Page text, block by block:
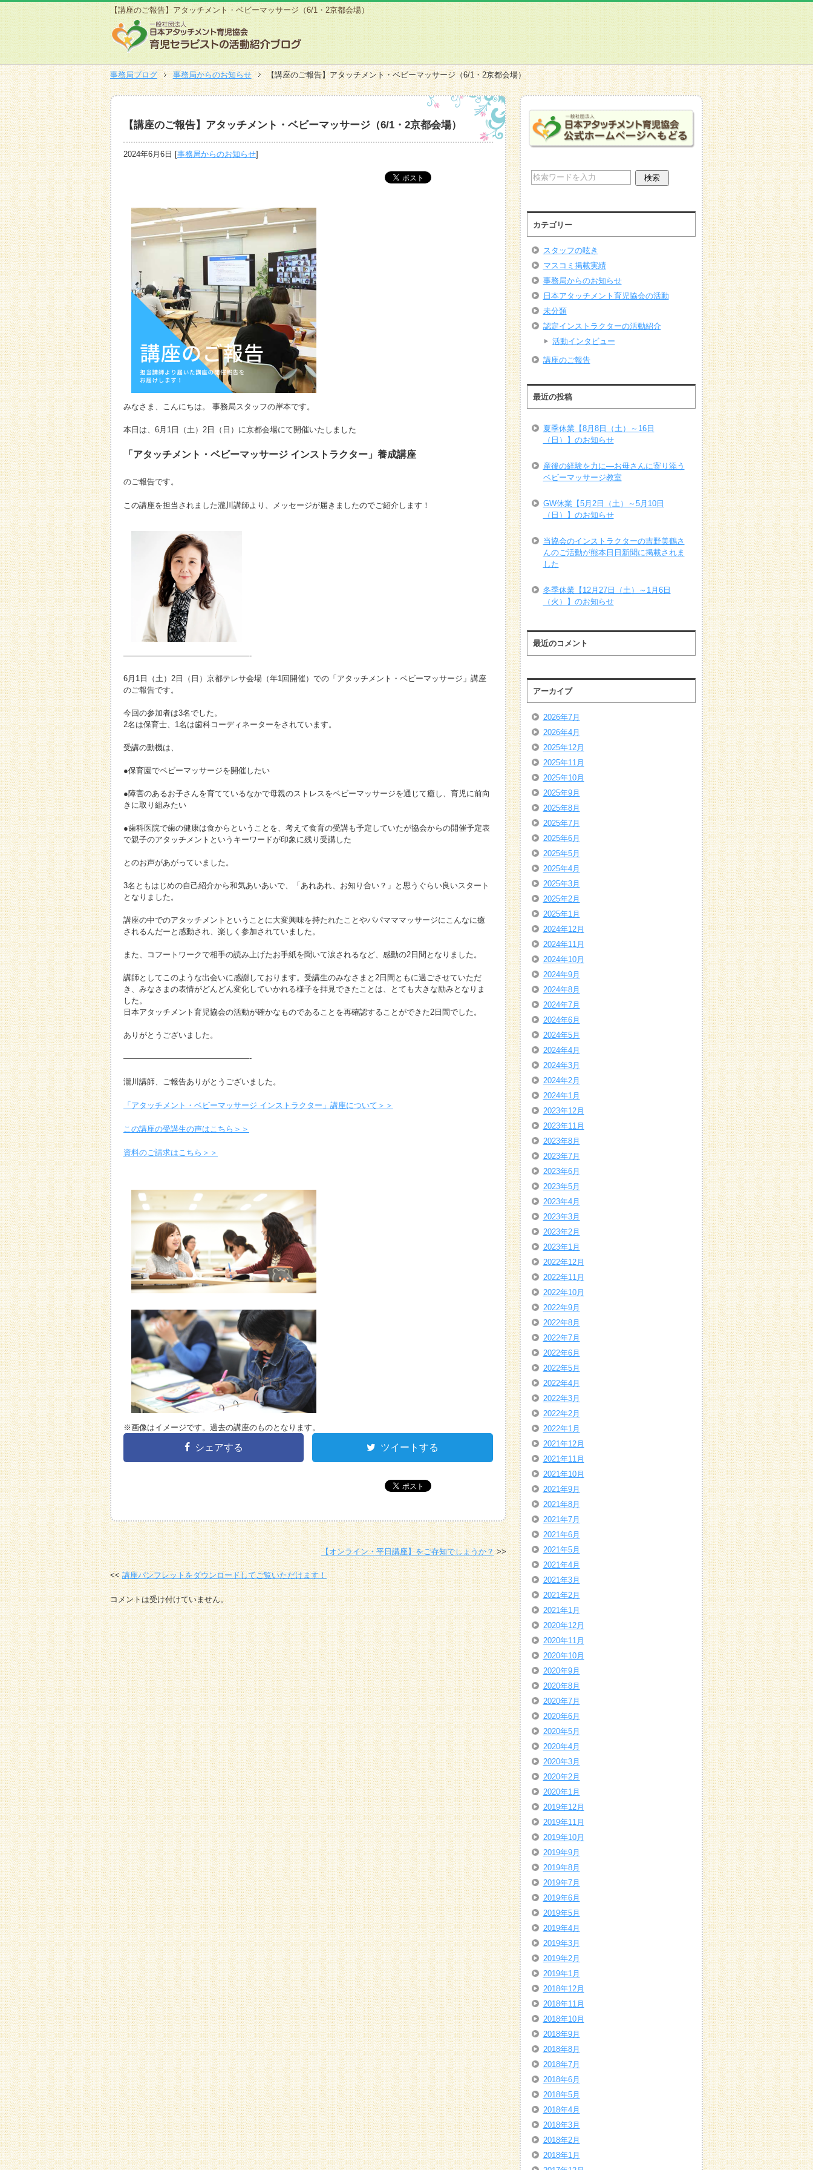
【講座のご報告】アタッチメント・ベビーマッサージ（6/1・2京都会場）
事務局ブログ 事務局からのお知らせ 【講座のご報告】アタッチメント・ベビーマッサージ（6/1・2京都会場）
【講座のご報告】アタッチメント・ベビーマッサージ（6/1・2京都会場）
2024年6月6日 [事務局からのお知らせ]
みなさま、こんにちは。 事務局スタッフの岸本です。
本日は、6月1日（土）2日（日）に京都会場にて開催いたしました
「アタッチメント・ベビーマッサージ インストラクター」養成講座
のご報告です。
この講座を担当されました瀧川講師より、メッセージが届きましたのでご紹介します！
————————————————-
6月1日（土）2日（日）京都テレサ会場（年1回開催）での「アタッチメント・ベビーマッサージ」講座
のご報告です。
今回の参加者は3名でした。
2名は保育士、1名は歯科コーディネーターをされています。
受講の動機は、
●保育園でベビーマッサージを開催したい
●障害のあるお子さんを育てているなかで母親のストレスをベビーマッサージを通じて癒し、育児に前向
きに取り組みたい
●歯科医院で歯の健康は食からということを、考えて食育の受講も予定していたが協会からの開催予定表
で親子のアタッチメントというキーワードが印象に残り受講した
とのお声があがっていました。
3名ともはじめの自己紹介から和気あいあいで、「あれあれ、お知り合い？」と思うぐらい良いスタート
となりました。
講座の中でのアタッチメントということに大変興味を持たれたことやパパマママッサージにこんなに癒
されるんだーと感動され、楽しく参加されていました。
また、コフートワークで相手の読み上げたお手紙を聞いて涙されるなど、感動の2日間となりました。
講師としてこのような出会いに感謝しております。受講生のみなさまと2日間ともに過ごさせていただ
き、みなさまの表情がどんどん変化していかれる様子を拝見できたことは、とても大きな励みとなりま
した。
日本アタッチメント育児協会の活動が確かなものであることを再確認することができた2日間でした。
ありがとうございました。
————————————————-
瀧川講師、ご報告ありがとうございました。
「アタッチメント・ベビーマッサージ インストラクター」講座について＞＞
この講座の受講生の声はこちら＞＞
資料のご請求はこちら＞＞
※画像はイメージです。過去の講座のものとなります。
シェアする ツイートする
【オンライン・平日講座】をご存知でしょうか？
講座パンフレットをダウンロードしてご覧いただけます！
コメントは受け付けていません。
カテゴリー
スタッフの呟き
マスコミ掲載実績
事務局からのお知らせ
日本アタッチメント育児協会の活動
未分類
認定インストラクターの活動紹介
活動インタビュー
講座のご報告
最近の投稿
夏季休業【8月8日（土）～16日
（日）】のお知らせ
産後の経験を力に―お母さんに寄り添う
ベビーマッサージ教室
GW休業【5月2日（土）～5月10日
（日）】のお知らせ
当協会のインストラクターの吉野美鶴さ
んのご活動が熊本日日新聞に掲載されま
した
冬季休業【12月27日（土）～1月6日
（火）】のお知らせ
最近のコメント
アーカイブ
2026年7月
2026年4月
2025年12月
2025年11月
2025年10月
2025年9月
2025年8月
2025年7月
2025年6月
2025年5月
2025年4月
2025年3月
2025年2月
2025年1月
2024年12月
2024年11月
2024年10月
2024年9月
2024年8月
2024年7月
2024年6月
2024年5月
2024年4月
2024年3月
2024年2月
2024年1月
2023年12月
2023年11月
2023年8月
2023年7月
2023年6月
2023年5月
2023年4月
2023年3月
2023年2月
2023年1月
2022年12月
2022年11月
2022年10月
2022年9月
2022年8月
2022年7月
2022年6月
2022年5月
2022年4月
2022年3月
2022年2月
2022年1月
2021年12月
2021年11月
2021年10月
2021年9月
2021年8月
2021年7月
2021年6月
2021年5月
2021年4月
2021年3月
2021年2月
2021年1月
2020年12月
2020年11月
2020年10月
2020年9月
2020年8月
2020年7月
2020年6月
2020年5月
2020年4月
2020年3月
2020年2月
2020年1月
2019年12月
2019年11月
2019年10月
2019年9月
2019年8月
2019年7月
2019年6月
2019年5月
2019年4月
2019年3月
2019年2月
2019年1月
2018年12月
2018年11月
2018年10月
2018年9月
2018年8月
2018年7月
2018年6月
2018年5月
2018年4月
2018年3月
2018年2月
2018年1月